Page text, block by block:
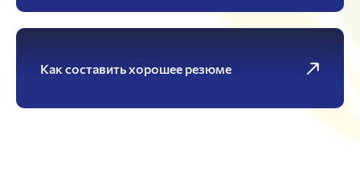
Как составить хорошее резюме